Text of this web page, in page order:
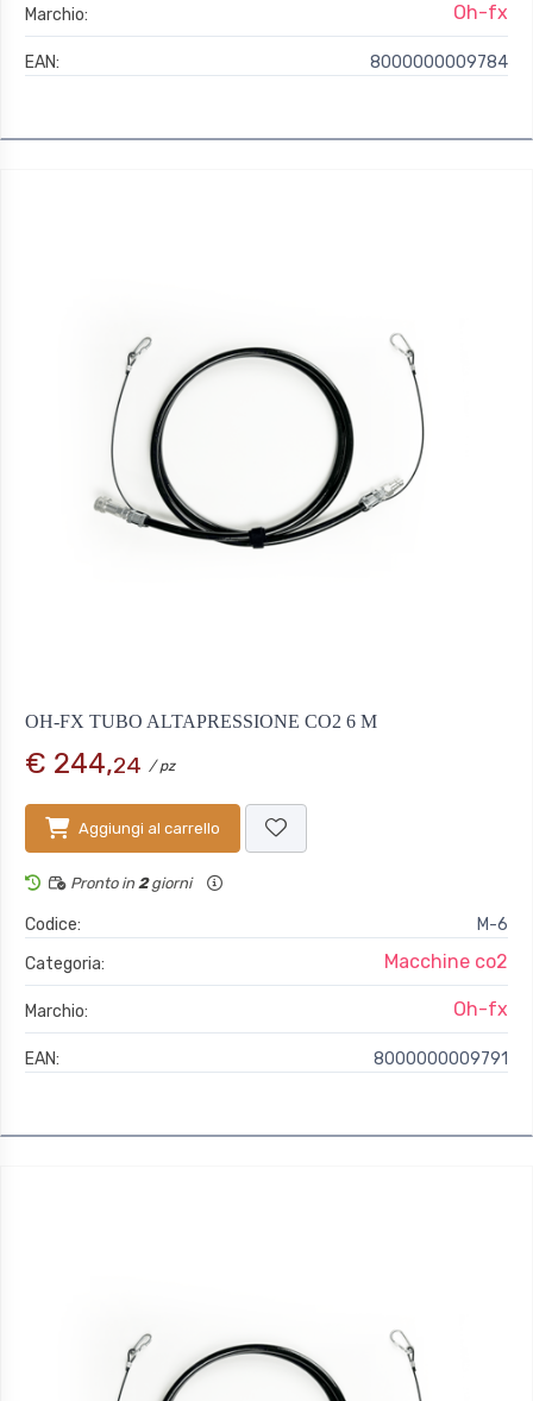
Marchio: Oh-fx
EAN: 8000000009784
OH-FX TUBO ALTAPRESSIONE CO2 6 M
€ 244,24 / pz
Aggiungi al carrello
Pronto in 2giorni
Codice:
M-6
Categoria:
Macchine co2
Marchio: Oh-fx
EAN: 8000000009791